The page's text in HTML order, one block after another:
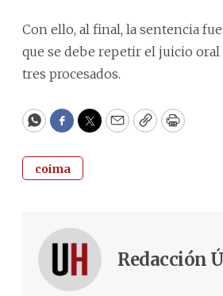
Con ello, al final, la sentencia
que se debe repetir el juicio
tres procesados.
WhatsApp
Facebook
Twitter
EmailCopyPrint
coima
Redacción